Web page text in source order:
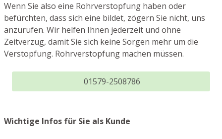
Wenn Sie also eine Rohrverstopfung haben oder
befürchten, dass sich eine bildet, zögern Sie nicht, uns
anzurufen. Wir helfen Ihnen jederzeit und ohne
Zeitverzug, damit Sie sich keine Sorgen mehr um die
Verstopfung. Rohrverstopfung machen müssen.
01579-2508786
Wichtige Infos für Sie als Kunde